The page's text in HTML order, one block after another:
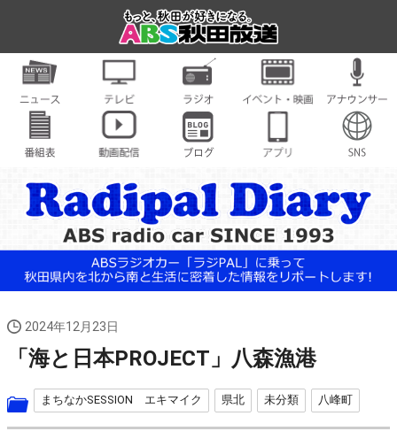
2024年12月23日
「海と日本PROJECT」八森漁港
まちなかSESSION エキマイク 県北 未分類 八峰町